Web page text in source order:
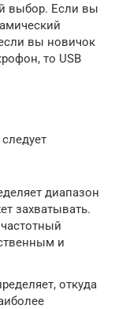
выбор. Если вы
вы новичок
то USB
диапазон
захватывать.
и
откуда